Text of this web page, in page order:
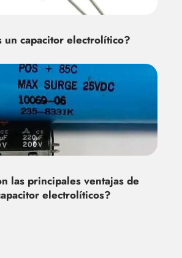
un capacitor electrolítico?
las principales ventajas de
electrolíticos?